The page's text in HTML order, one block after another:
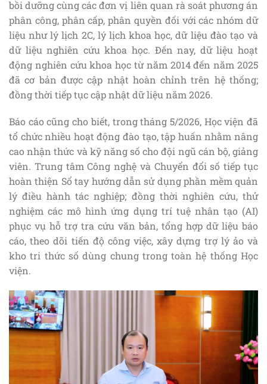
bồi dưỡng cùng các đơn vị liên quan rà soát phương án
phân công, phân cấp, phân quyền đối với các nhóm dữ
liệu như lý lịch 2C, lý lịch khoa học, dữ liệu đào tạo và
dữ liệu nghiên cứu khoa học. Đến nay, dữ liệu hoạt
động nghiên cứu khoa học từ năm 2014 đến năm 2025
đã cơ bản được cập nhật hoàn chỉnh trên hệ thống;
đồng thời tiếp tục cập nhật dữ liệu năm 2026.
Báo cáo cũng cho biết, trong tháng 5/2026, Học viện đã
tổ chức nhiều hoạt động đào tạo, tập huấn nhằm nâng
cao nhận thức và kỹ năng số cho đội ngũ cán bộ, giảng
viên. Trung tâm Công nghệ và Chuyển đổi số tiếp tục
hoàn thiện Sổ tay hướng dẫn sử dụng phần mềm quản
lý điều hành tác nghiệp; đồng thời nghiên cứu, thử
nghiệm các mô hình ứng dụng trí tuệ nhân tạo (AI)
phục vụ hỗ trợ tra cứu văn bản, tổng hợp dữ liệu báo
cáo, theo dõi tiến độ công việc, xây dựng trợ lý ảo và
kho tri thức số dùng chung trong toàn hệ thống Học
viện.